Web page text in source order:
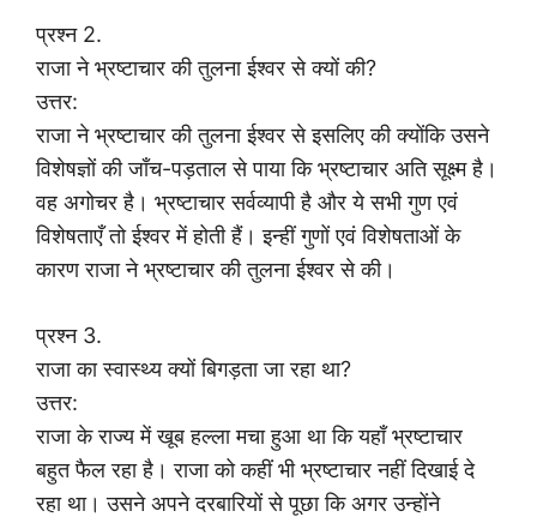
प्रश्न 2.
राजा ने भ्रष्टाचार की तुलना ईश्वर से क्यों की?
उत्तर:
राजा ने भ्रष्टाचार की तुलना ईश्वर से इसलिए की क्योंकि उसने
विशेषज्ञों की जाँच-पड़ताल से पाया कि भ्रष्टाचार अति सूक्ष्म है।
वह अगोचर है। भ्रष्टाचार सर्वव्यापी है और ये सभी गुण एवं
विशेषताएँ तो ईश्वर में होती हैं। इन्हीं गुणों एवं विशेषताओं के
कारण राजा ने भ्रष्टाचार की तुलना ईश्वर से की।
प्रश्न 3.
राजा का स्वास्थ्य क्यों बिगड़ता जा रहा था?
उत्तर:
राजा के राज्य में खूब हल्ला मचा हुआ था कि यहाँ भ्रष्टाचार
बहुत फैल रहा है। राजा को कहीं भी भ्रष्टाचार नहीं दिखाई दे
रहा था। उसने अपने दरबारियों से पूछा कि अगर उन्होंने